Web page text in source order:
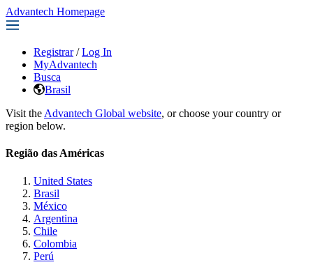
Advantech Homepage
Registrar / Log In
MyAdvantech
Busca
Brasil
Visit the Advantech Global website, or choose your country or
region below.
Região das Américas
United States
Brasil
México
Argentina
Chile
Colombia
Perú